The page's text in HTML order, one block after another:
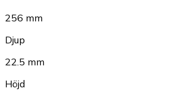
256 mm
Djup
22.5 mm
Höjd